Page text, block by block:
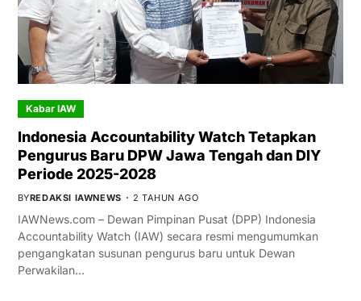
Kabar IAW
Indonesia Accountability Watch Tetapkan
Pengurus Baru DPW Jawa Tengah dan DIY
Periode 2025-2028
BYREDAKSI IAWNEWS 2 TAHUN AGO
IAWNews.com – Dewan Pimpinan Pusat (DPP) Indonesia
Accountability Watch (IAW) secara resmi mengumumkan
pengangkatan susunan pengurus baru untuk Dewan
Perwakilan…